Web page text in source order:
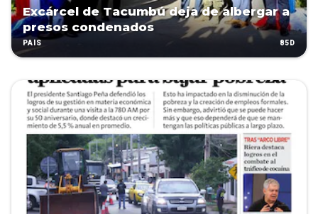
Excárcel de Tacumbú deja de albergar a
presos condenados
PAÍS 85D